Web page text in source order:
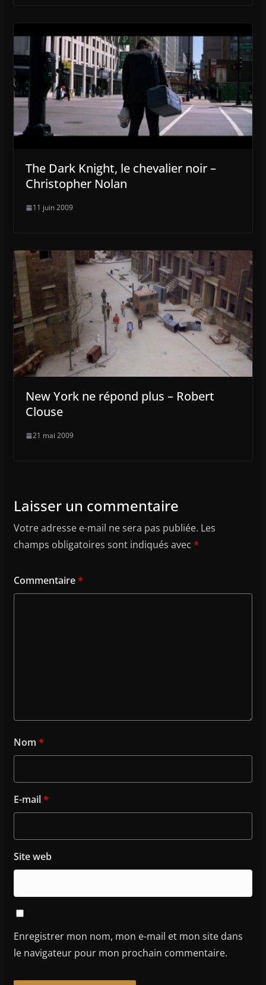
The Dark Knight, le chevalier noir –
Christopher Nolan
11 juin 2009
New York ne répond plus – Robert
Clouse
21 mai 2009
Laisser un commentaire
Votre adresse e-mail ne sera pas publiée. Les
champs obligatoires sont indiqués avec *
Commentaire*
Nom *
E-mail*
Site web
Enregistrer mon nom, mon e-mail et mon site dans
le navigateur pour mon prochain commentaire.